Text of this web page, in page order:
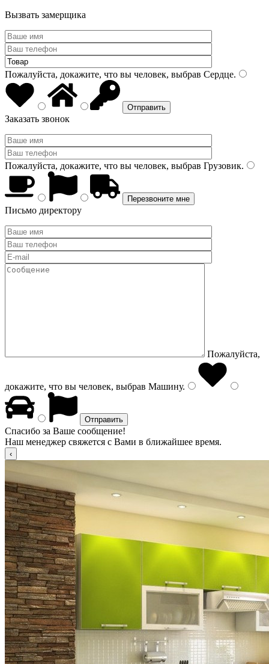
Вызвать замерщика
Пожалуйста, докажите, что вы человек, выбрав Сердце.
Заказать звонок
Пожалуйста, докажите, что вы человек, выбрав Грузовик.
Письмо директору
Пожалуйста,
докажите, что вы человек, выбрав Машину.
Спасибо за Ваше сообщение!
Наш менеджер свяжется с Вами в ближайшее время.